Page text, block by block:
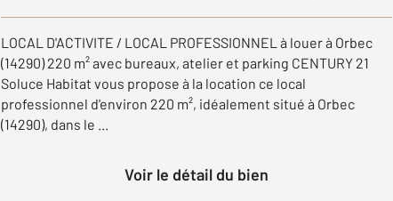
LOCAL D'ACTIVITE / LOCAL PROFESSIONNEL à louer à Orbec
(14290) 220 m² avec bureaux, atelier et parking CENTURY 21
Soluce Habitat vous propose à la location ce local
professionnel d'environ 220 m², idéalement situé à Orbec
(14290), dans le ...
Voir le détail du bien